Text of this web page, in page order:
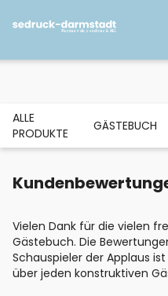
ALLE
PRODUKTE
GÄSTEBUCH
Vielen Dank für die vielen
Gästebuch. Die
Schauspieler der Applaus
über jeden konstruktiven